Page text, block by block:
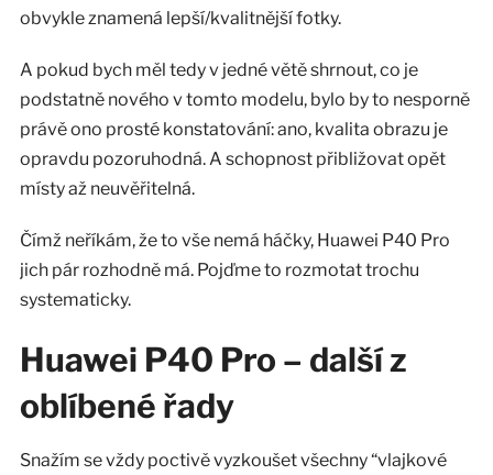
obvykle znamená lepší/kvalitnější fotky.
A pokud bych měl tedy v jedné větě shrnout, co je
podstatně nového v tomto modelu, bylo by to nesporně
právě ono prosté konstatování: ano, kvalita obrazu je
opravdu pozoruhodná. A schopnost přibližovat opět
místy až neuvěřitelná.
Čímž neříkám, že to vše nemá háčky, Huawei P40 Pro
jich pár rozhodně má. Pojďme to rozmotat trochu
systematicky.
Huawei P40 Pro – další z
oblíbené řady
Snažím se vždy poctivě vyzkoušet všechny “vlajkové